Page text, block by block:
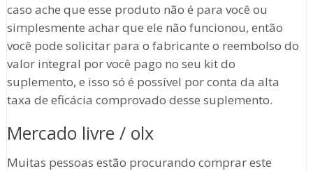
caso ache que esse produto não é para você ou
simplesmente achar que ele não funcionou, então
você pode solicitar para o fabricante o reembolso do
valor integral por você pago no seu kit do
suplemento, e isso só é possível por conta da alta
taxa de eficácia comprovado desse suplemento.
Mercado livre / olx
Muitas pessoas estão procurando comprar este